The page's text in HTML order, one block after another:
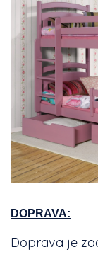
DOPRAVA:
Doprava je